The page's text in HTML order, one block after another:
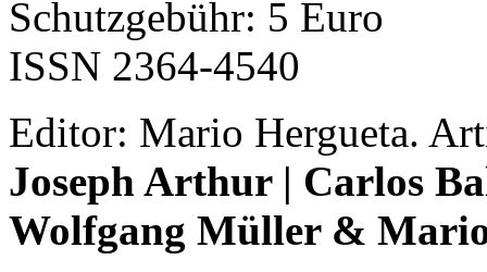
Schutzgebühr: 5 Euro
ISSN 2364-4540
Editor: Mario Hergueta.
Joseph Arthur | Carlos
Wolfgang Müller &